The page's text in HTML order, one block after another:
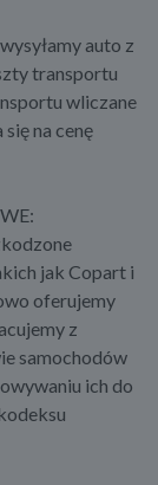
auto z
transportu
wliczane
na cenę
jak Copart i
oferujemy
z
samochodów
ich do